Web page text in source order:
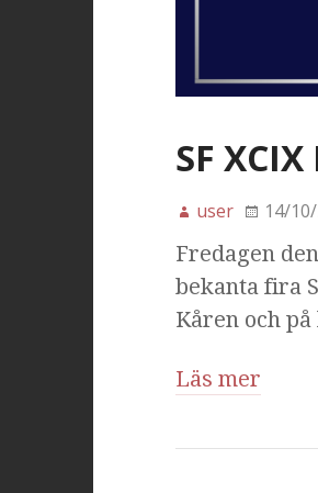
SF
user 14/
Fredagen
bekanta fira
Kåren och
Läs mer